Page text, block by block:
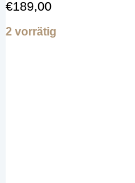
€189,00
2 vorrätig